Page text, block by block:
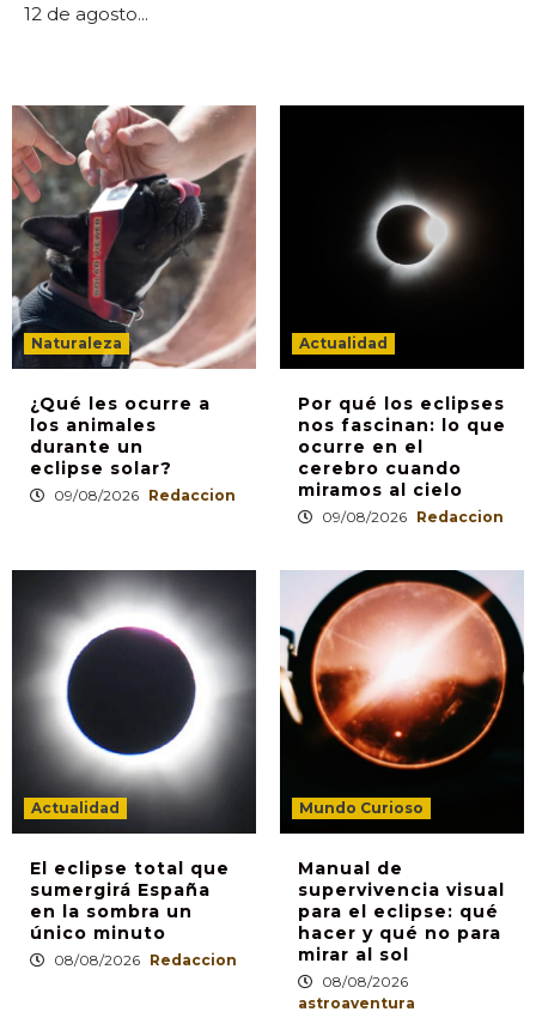
12 de agosto...
Naturaleza
¿Qué les ocurre a
los animales
durante un
eclipse solar?
09/08/2026 Redaccion
Actualidad
Por qué los eclipses
nos fascinan: lo que
ocurre en el
cerebro cuando
miramos al cielo
09/08/2026 Redaccion
Actualidad
El eclipse total que
sumergirá España
en la sombra un
único minuto
08/08/2026 Redaccion
Mundo Curioso
Manual de
supervivencia visual
para el eclipse: qué
hacer y qué no para
mirar al sol
08/08/2026
astroaventura